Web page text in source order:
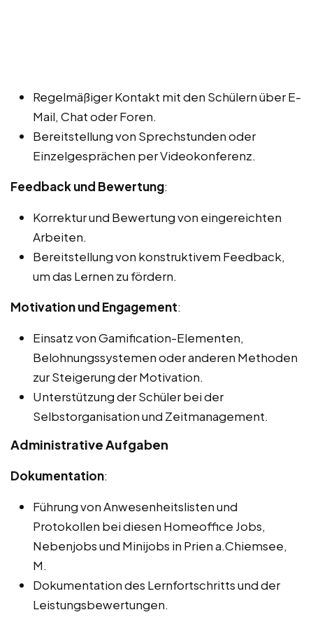
Regelmäßiger Kontakt mit den Schülern über E-
Mail, Chat oder Foren.
Bereitstellung von Sprechstunden oder
Einzelgesprächen per Videokonferenz.
Feedback und Bewertung:
Korrektur und Bewertung von eingereichten
Arbeiten.
Bereitstellung von konstruktivem Feedback,
um das Lernen zu fördern.
Motivation und Engagement:
Einsatz von Gamification-Elementen,
Belohnungssystemen oder anderen Methoden
zur Steigerung der Motivation.
Unterstützung der Schüler bei der
Selbstorganisation und Zeitmanagement.
Administrative Aufgaben
Dokumentation:
Führung von Anwesenheitslisten und
Protokollen bei diesen Homeoffice Jobs,
Nebenjobs und Minijobs in Prien a.Chiemsee,
M.
Dokumentation des Lernfortschritts und der
Leistungsbewertungen.